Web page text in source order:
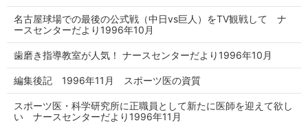
名古屋球場での最後の公式戦（中日vs巨人）をTV観戦して ナ
ースセンターだより1996年10月
歯磨き指導教室が人気！ ナースセンターだより1996年10月
編集後記 1996年11月 スポーツ医の資質
スポーツ医・科学研究所に正職員として新たに医師を迎えて欲し
い ナースセンターだより1996年11月